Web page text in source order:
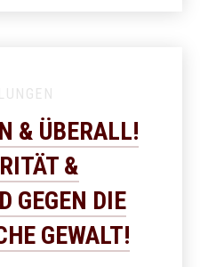
& ÜBERALL!
&
GEGEN DIE
GEWALT!